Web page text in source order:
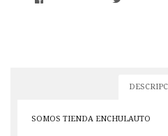
SOMOS TIENDA ENCHULAUTO